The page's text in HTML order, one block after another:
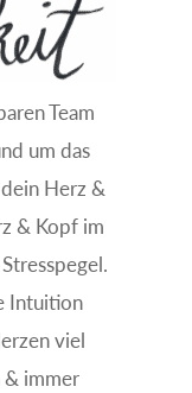
Team
um das
Herz &
& Kopf im
Intuition
viel
& immer